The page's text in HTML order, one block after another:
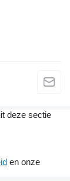
deze sectie
en onze